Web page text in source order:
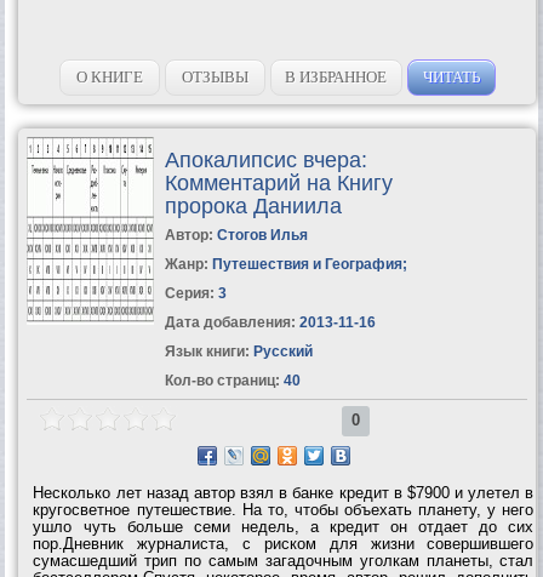
О КНИГЕ ОТЗЫВЫ В ИЗБРАННОЕ ЧИТАТЬ
Апокалипсис вчера:
Комментарий на Книгу
пророка Даниила
Автор: Стогов Илья
Жанр: Путешествия и География;
Серия: 3
Дата добавления: 2013-11-16
Язык книги: Русский
Кол-во страниц: 40
0
Несколько лет назад автор взял в банке кредит в $7900 и улетел в
кругосветное путешествие. На то, чтобы объехать планету, у него
ушло чуть больше семи недель, а кредит он отдает до сих
пор.Дневник журналиста, с риском для жизни совершившего
сумасшедший трип по самым загадочным уголкам планеты, стал